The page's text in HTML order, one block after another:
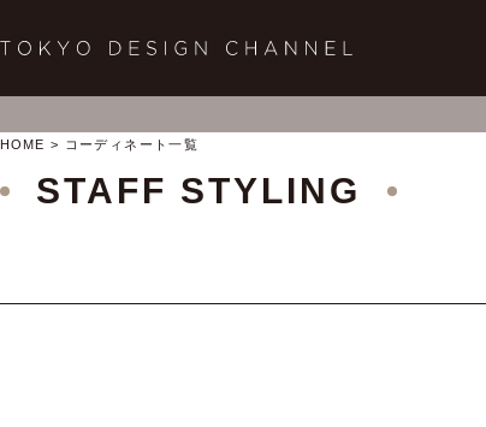
HOME コーディネート一覧
STAFF STYLING